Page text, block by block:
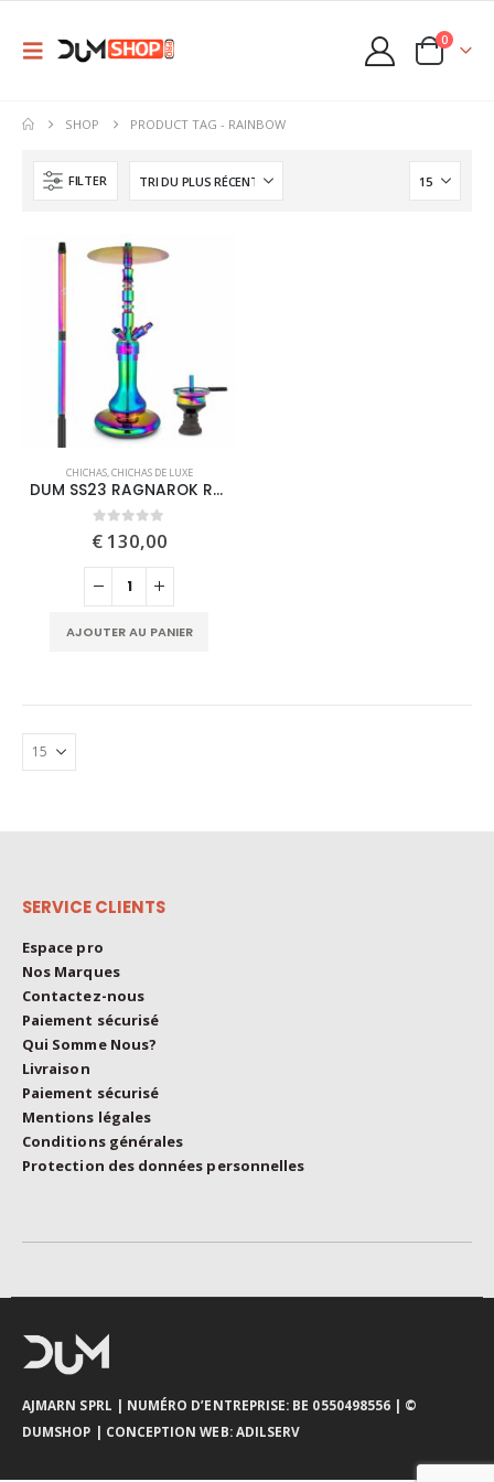
0
SHOP PRODUCT TAG - RAINBOW
FILTER
CHICHAS,CHICHAS DE LUXE
DUM SS23 RAGNAROK RAINBOW
0out of 5
€130,00
AJOUTER AU PANIER
SERVICE CLIENTS
Espace pro
Nos Marques
Contactez-nous
Paiement sécurisé
Qui Somme Nous?
Livraison
Paiement sécurisé
Mentions légales
Conditions générales
Protection des données personnelles
AJMARN SPRL | NUMÉRO D’ENTREPRISE: BE 0550498556 | ©
DUMSHOP | CONCEPTION WEB: ADILSERV